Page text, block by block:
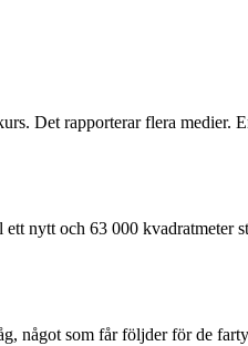
Det rapporterar flera medier.
nytt och 63 000 kvadratmeter
något som får följder för de